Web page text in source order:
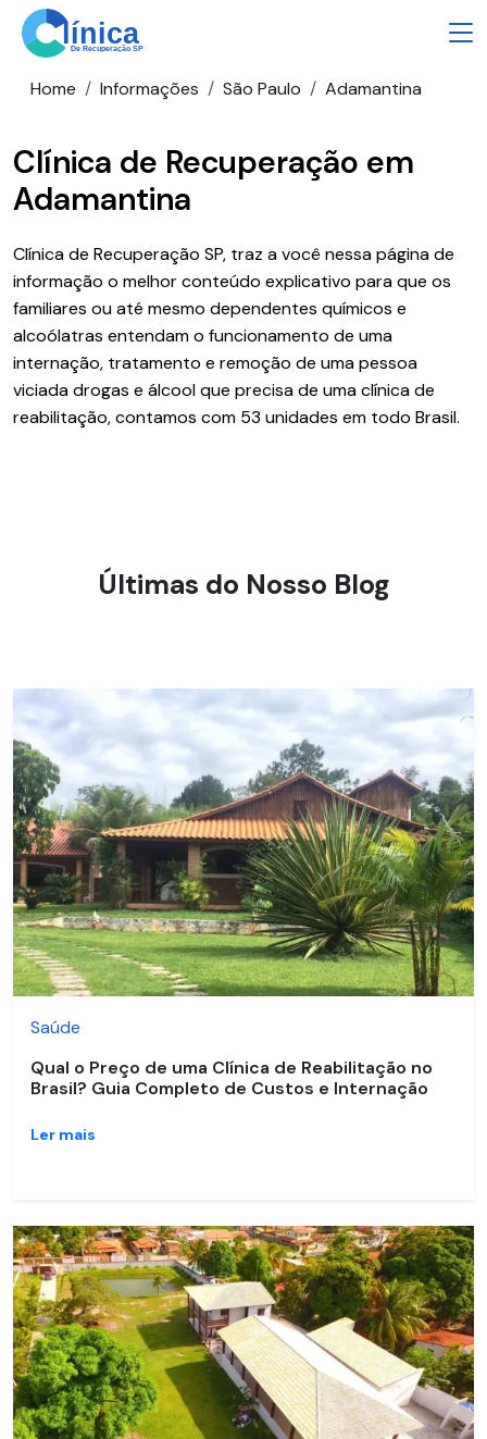
Home Informações São Paulo Adamantina
Clínica de Recuperação em
Adamantina
Clínica de Recuperação SP, traz a você nessa página de
informação o melhor conteúdo explicativo para que os
familiares ou até mesmo dependentes químicos e
alcoólatras entendam o funcionamento de uma
internação, tratamento e remoção de uma pessoa
viciada drogas e álcool que precisa de uma clínica de
reabilitação, contamos com 53 unidades em todo Brasil.
Últimas do Nosso Blog
Saúde
Qual o Preço de uma Clínica de Reabilitação no
Brasil? Guia Completo de Custos e Internação
Ler mais